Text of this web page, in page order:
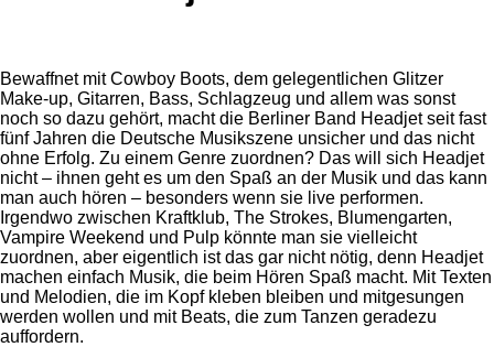
Bewaffnet mit Cowboy Boots, dem gelegentlichen Glitzer
Make-up, Gitarren, Bass, Schlagzeug und allem was sonst
noch so dazu gehört, macht die Berliner Band Headjet seit fast
fünf Jahren die Deutsche Musikszene unsicher und das nicht
ohne Erfolg. Zu einem Genre zuordnen? Das will sich Headjet
nicht – ihnen geht es um den Spaß an der Musik und das kann
man auch hören – besonders wenn sie live performen.
Irgendwo zwischen Kraftklub, The Strokes, Blumengarten,
Vampire Weekend und Pulp könnte man sie vielleicht
zuordnen, aber eigentlich ist das gar nicht nötig, denn Headjet
machen einfach Musik, die beim Hören Spaß macht. Mit Texten
und Melodien, die im Kopf kleben bleiben und mitgesungen
werden wollen und mit Beats, die zum Tanzen geradezu
auffordern.